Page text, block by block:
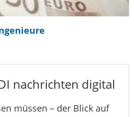
nachrichten digital
müssen – der Blick auf